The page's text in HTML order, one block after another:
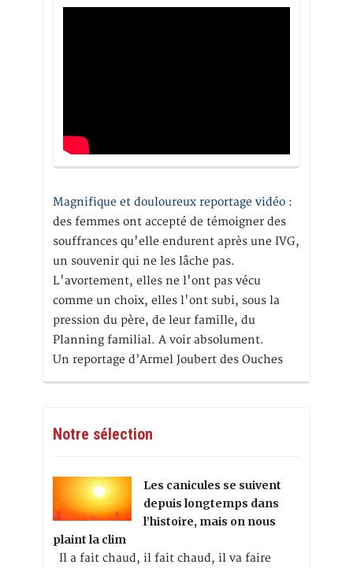
Magnifique et douloureux reportage vidéo :
des femmes ont accepté de témoigner des
souffrances qu'elle endurent après une IVG,
un souvenir qui ne les lâche pas.
L'avortement, elles ne l'ont pas vécu
comme un choix, elles l'ont subi, sous la
pression du père, de leur famille, du
Planning familial. A voir absolument.
Un reportage d’Armel Joubert des Ouches
Notre sélection
Les canicules se suivent
depuis longtemps dans
l’histoire, mais on nous
plaint la clim
Il a fait chaud, il fait chaud, il va faire